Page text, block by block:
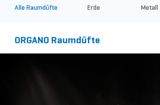
Alle Raumdüfte Erde Metall
ORGANO Raumdüfte